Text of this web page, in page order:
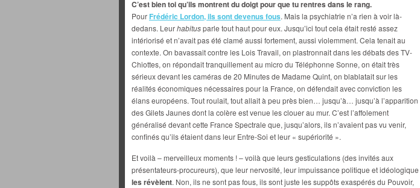
C’est bien toi qu’ils montrent du doigt pour que tu rentres dans le rang.
Pour Frédéric Lordon, ils sont devenus fous. Mais la psychiatrie n’a rien à voir là-
dedans. Leurhabitusparle tout haut pour eux. Jusqu’ici tout cela était resté assez
intériorisé et n’avait pas été clamé aussi fortement, aussi violemment. Cela tenait au
contexte. On bavassait contre les Lois Travail, on plastronnait dans les débats des TV-
Chiottes, on répondait tranquillement au micro du Téléphonne Sonne, on était très
sérieux devant les caméras de 20 Minutes de Madame Quint, on blablatait sur les
réalités économiques nécessaires pour la France, on défendait avec conviction les
élans européens. Tout roulait, tout allait à peu près bien… jusqu’à… jusqu’à l’apparition
des Gilets Jaunes dont la colère est venue les clouer au mur. C’est l’affolement
généralisé devant cette France Spectrale que, jusqu’alors, ils n’avaient pas vu venir,
confinés qu’ils étaient dans leur Entre-Soi et leur « supériorité ».
Et voilà – merveilleux moments ! – voilà que leurs gesticulations (des invités aux
présentateurs-procureurs), que leur nervosité, leur impuissance politique et idéologique
les révèlent. Non, ils ne sont pas fous, ils sont juste les suppôts exaspérés du Pouvoir,